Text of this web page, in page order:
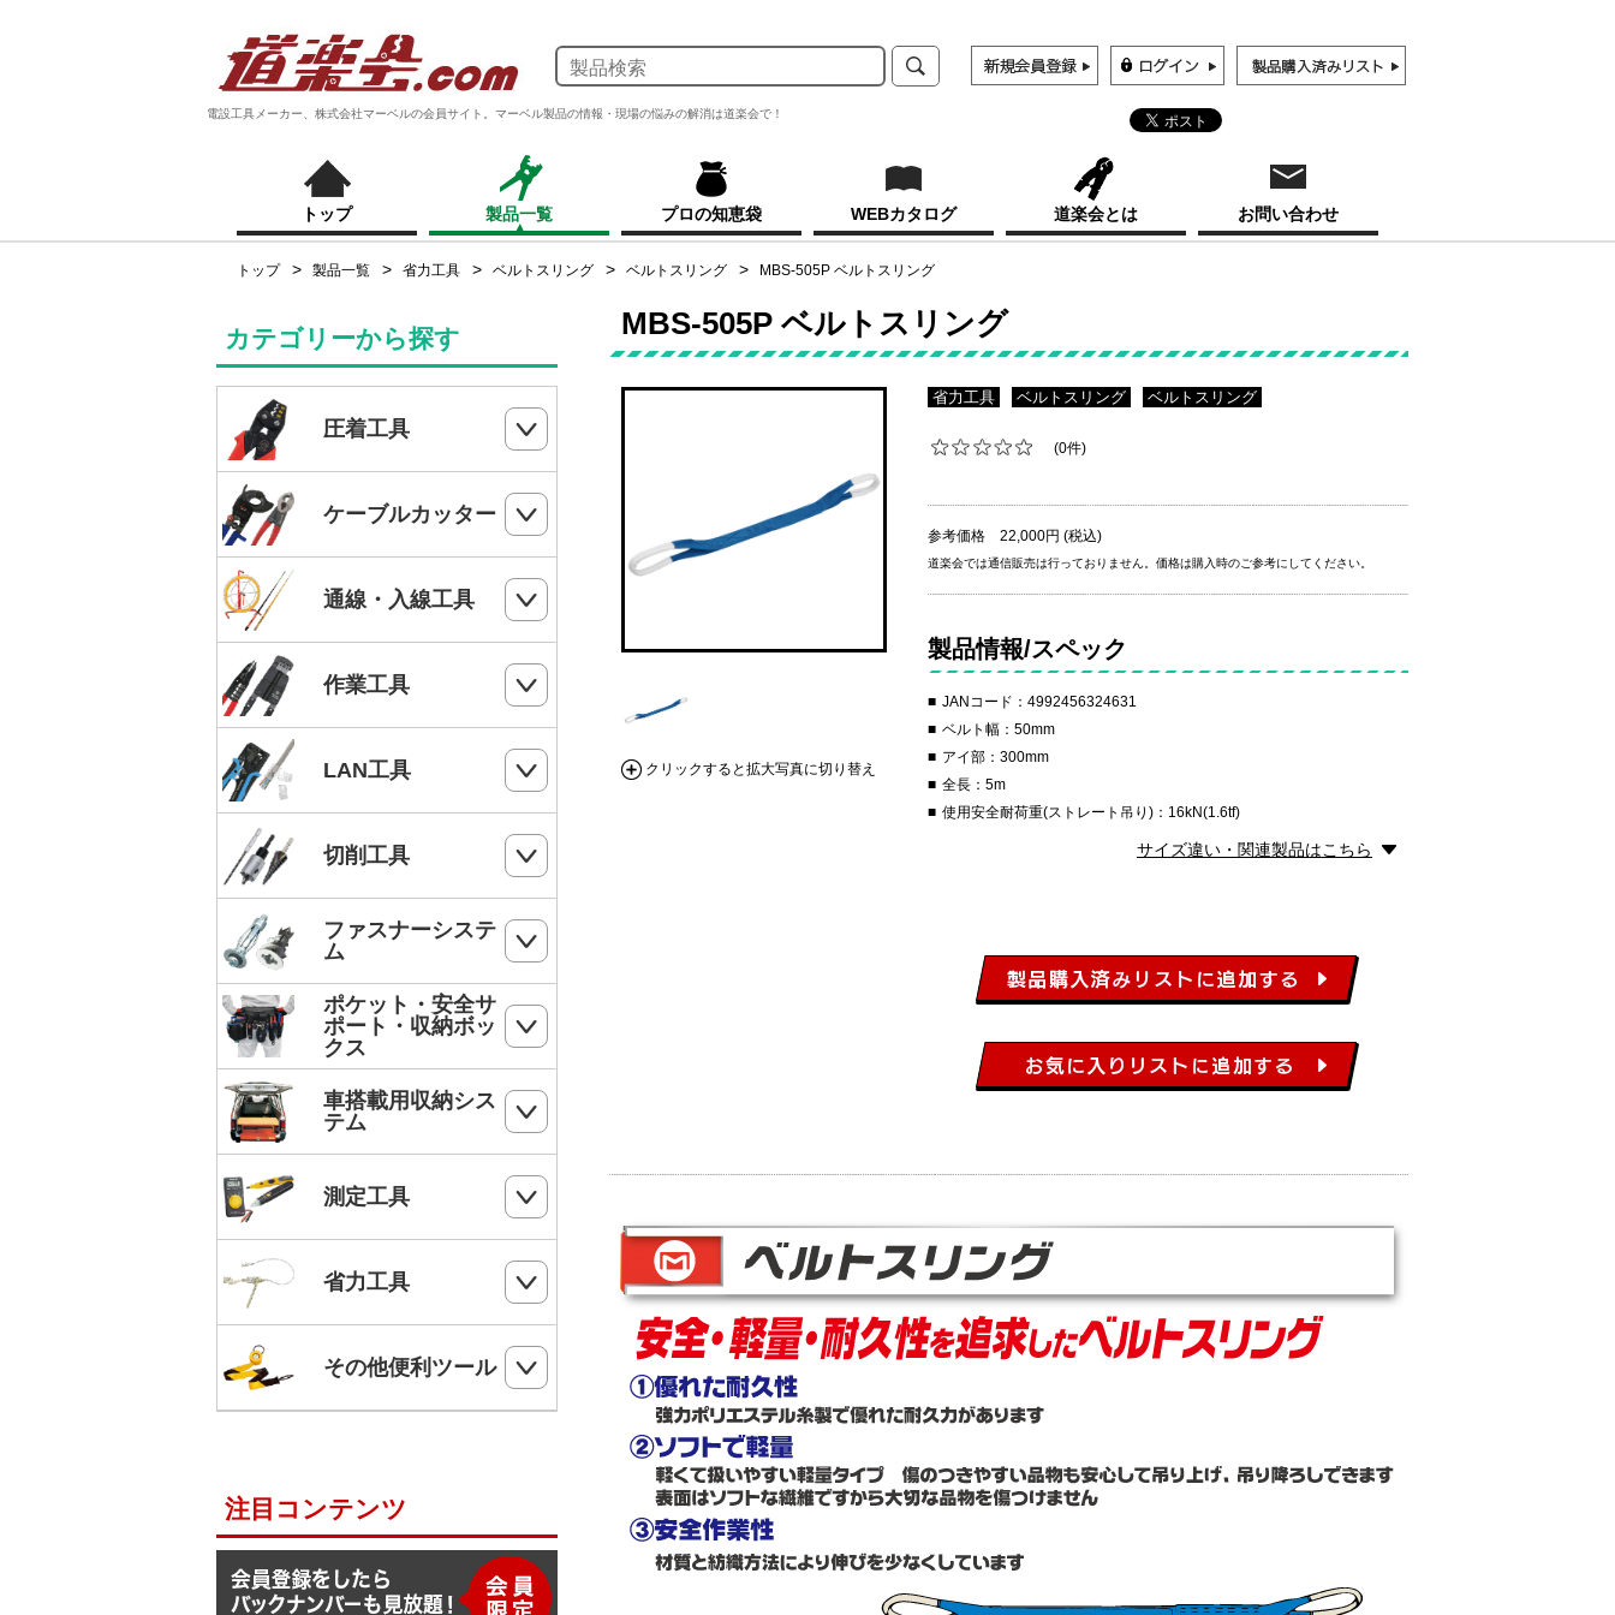
電設工具メーカー、株式会社マーベルの会員サイト。マーベル製品の情報・現場の悩みの解消は道楽会で！
トップ 製品一覧 プロの知恵袋 WEBカタログ 道楽会とは お問い合わせ
トップ 製品一覧 省力工具 ベルトスリング ベルトスリング MBS-505P ベルトスリング
MBS-505P ベルトスリング
クリックすると拡大写真に切り替え
省力工具 ベルトスリング ベルトスリング
(0件)
参考価格 22,000円 (税込)
道楽会では通信販売は行っておりません。価格は購入時のご参考にしてください。
製品情報/スペック
JANコード：4992456324631
ベルト幅：50mm
アイ部：300mm
全長：5m
使用安全耐荷重(ストレート吊り)：16kN(1.6tf)
サイズ違い・関連製品はこちら
カテゴリーから探す
圧着工具
ハンドプレス
電気工事士技能試験工具セット
手動油圧圧着工具
MC4端子用圧着工具
フェルール端子 圧着工具
ケーブルカッター
ケーブルカッター
ワイヤーカッター
ハードカッター
通線・入線工具
スネークラインシリーズ
Jetラインシリーズ
通線収納ケース
ジョイントライン
スーパーカーボン
スーパースネーク
スーパーイエロー
バケットランナー
SHランナー
ケーブルキャッチャー
ケーブルグリップ
電線リール・ドラムローラー・ウイン
電動ウインチ用ロープ
スチールワイヤー
F1ライン
よび線グリップ
作業工具
切断・パンチ
ストリッパー
電工ペンチ
カッター
電工ナイフ
電工レンチ/ダクトレンチハンマー
電気工事用鋏
鋸
ペンチ
ドライバー
ドリルチャック・シャンクアダプター
ラチェットレンチ
ソケットレンチセット
モンキレンチ
LAN工具
モジュラー圧着工具
LANケーブルストリッパー
モジュラープラグ
モジュラープラグカバー
LANツールキット
パンチダウンツール
切削工具
ドリル
DPドリル
ホールソー
ステップドリル・テーパードリル
ホールソー・ステップドリルセット
油圧フリーパンチ
ビット
ー
ファスナーシステ
ム
コンクリート・ALC用プラグ
ボードリベッター
ボードプラグ
ビス
ケーブルタイ
圧着端子ミニパック
ポケット・安全サ
ポート・収納ボッ
クス
フルハーネス
柱上安全帯用ベルト
幅広柱上安全帯用ベルト
ワークポジショニング用連結ベルト
柱上安全帯用ランヤード
セフティロープ
後付ショルダーベルト
Shuttoシリーズ
車搭載用収納シス
テム
フロアーキャビネット
サイドラック
測定工具
検電器・配線チェッカー
メジャー
省力工具
ベルトスリング
その他便利ツール
脚立ソックス
サビ取りスプレー
注目コンテンツ